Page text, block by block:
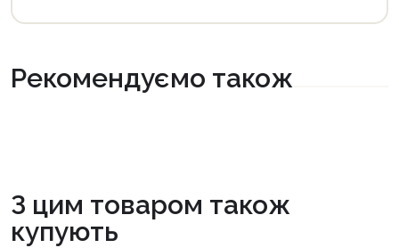
Рекомендуємо також
З цим товаром також
купують